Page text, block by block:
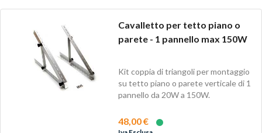
Cavalletto per tetto piano o
parete - 1 pannello max 150W
Kit coppia di triangoli per montaggio
su tetto piano o parete verticale di 1
pannello da 20W a 150W.
48,00 €